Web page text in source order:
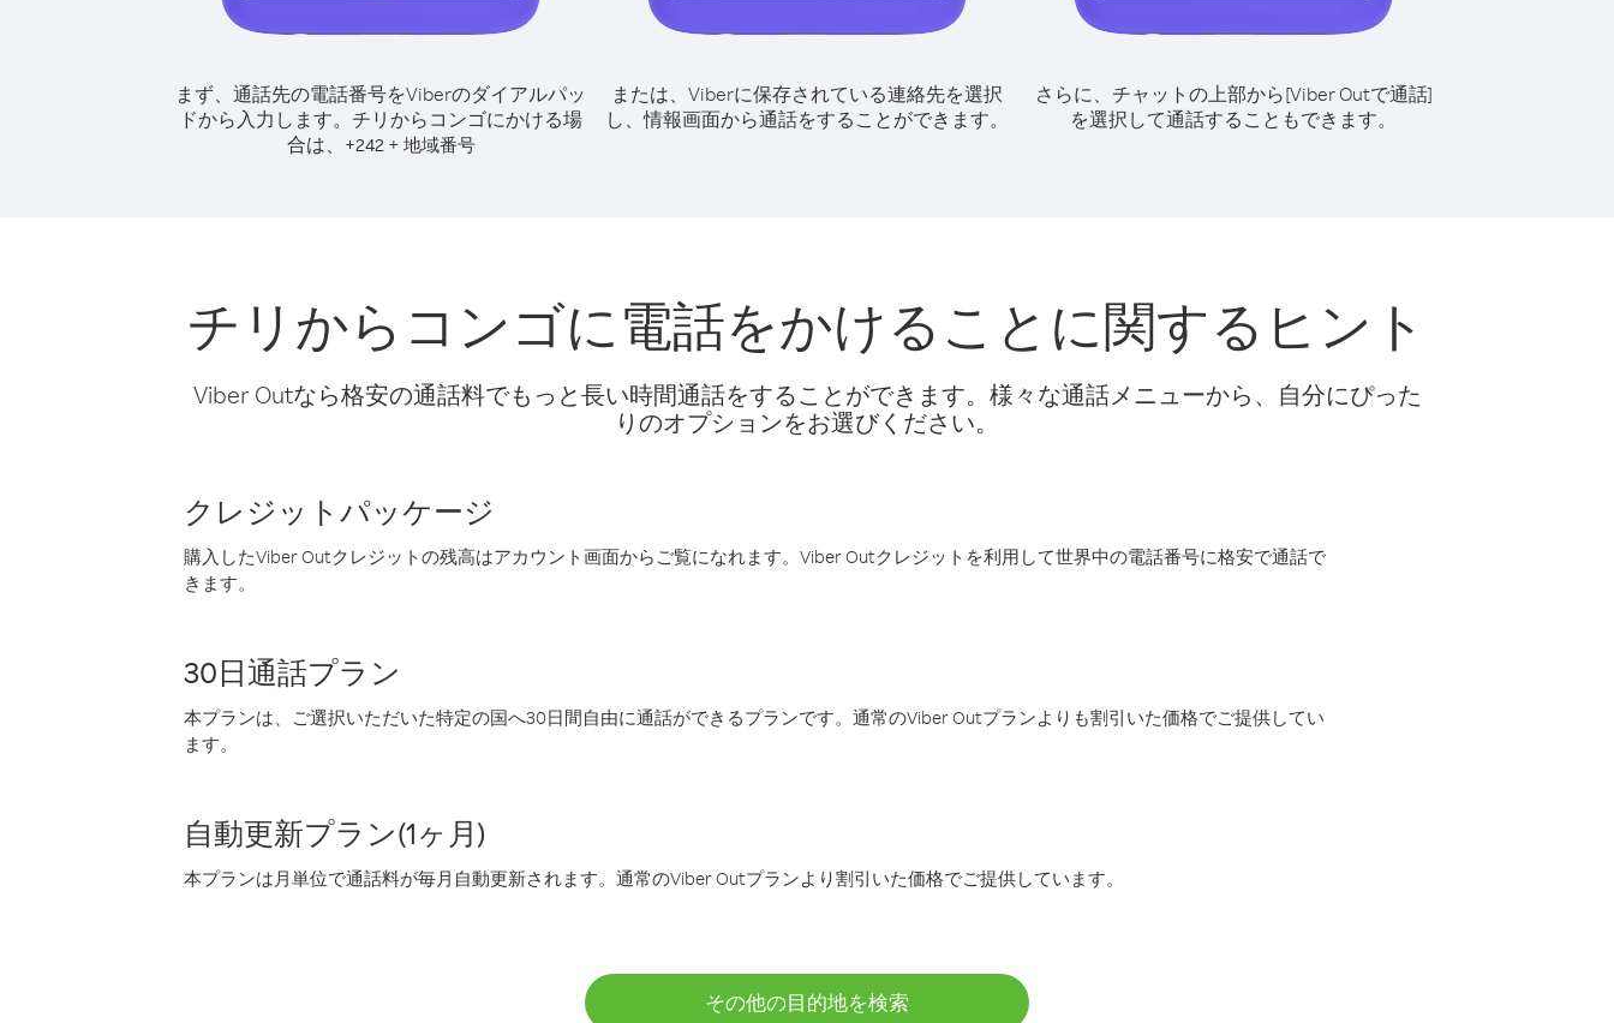
まず、通話先の電話番号をViberのダイアルパッ
ドから入力します。 チリからコンゴにかける場
合は、
+242+ 地域番号
または、Viberに保存されている連絡先を選択
し、情報画面から通話をすることができます。
さらに、チャットの上部から[Viber Outで通話]
を選択して通話することもできます。
チリからコンゴに電話をかけることに関するヒント
Viber Outなら格安の通話料でもっと長い時間通話をすることができます。様々な通話メニューから、自分にぴった
りのオプションをお選びください。
クレジットパッケージ
購入したViber Outクレジットの残高はアカウント画面からご覧になれます。Viber Outクレジットを利用して世界中の電話番号に格安で通話で
きます。
30日通話プラン
本プランは、ご選択いただいた特定の国へ30日間自由に通話ができるプランです。通常のViber Outプランよりも割引いた価格でご提供してい
ます。
自動更新プラン(1ヶ月)
本プランは月単位で通話料が毎月自動更新されます。通常のViber Outプランより割引いた価格でご提供しています。
その他の目的地を検索